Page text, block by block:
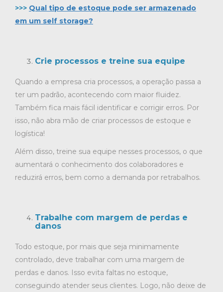
>>> Qual tipo de estoque pode ser armazenado
em um self storage?
Crie processos e treine sua equipe
Quando a empresa cria processos, a operação passa a
ter um padrão, acontecendo com maior fluidez.
Também fica mais fácil identificar e corrigir erros. Por
isso, não abra mão de criar processos de estoque e
logística!
Além disso, treine sua equipe nesses processos, o que
aumentará o conhecimento dos colaboradores e
reduzirá erros, bem como a demanda por retrabalhos.
Trabalhe com margem de perdas e
danos
Todo estoque, por mais que seja minimamente
controlado, deve trabalhar com uma margem de
perdas e danos. Isso evita faltas no estoque,
conseguindo atender seus clientes. Logo, não deixe de